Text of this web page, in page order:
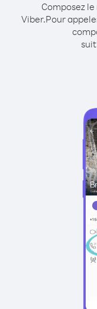
Composez
Viber.Pour